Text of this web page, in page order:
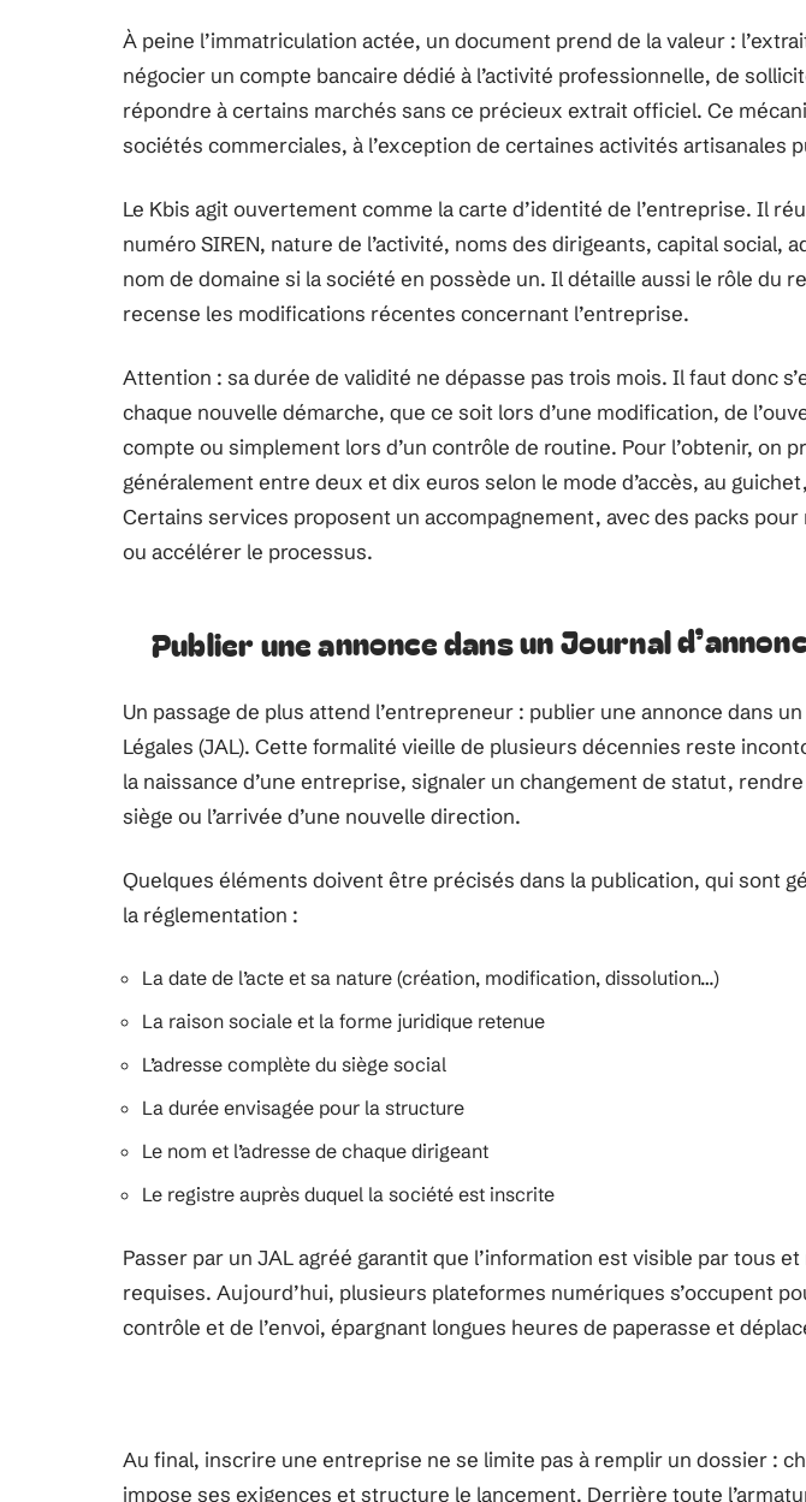
À peine l’immatriculation actée, un document prend de la valeur :
négocier un compte bancaire dédié à l’activité professionnelle, de
répondre à certains marchés sans ce précieux extrait officiel. Ce
sociétés commerciales, à l’exception de certaines activités artisanales
Le Kbis agit ouvertement comme la carte d’identité de l’entreprise. Il
numéro SIREN, nature de l’activité, noms des dirigeants, capital social,
nom de domaine si la société en possède un. Il détaille aussi le rôle du
recense les modifications récentes concernant l’entreprise.
Attention : sa durée de validité ne dépasse pas trois mois. Il faut donc
chaque nouvelle démarche, que ce soit lors d’une modification, de
compte ou simplement lors d’un contrôle de routine. Pour l’obtenir, on
généralement entre deux et dix euros selon le mode d’accès, au
Certains services proposent un accompagnement, avec des packs
ou accélérer le processus.
Publier une annonce dans un Journal
Un passage de plus attend l’entrepreneur : publier une annonce dans
Légales (JAL). Cette formalité vieille de plusieurs décennies reste
la naissance d’une entreprise, signaler un changement de statut,
siège ou l’arrivée d’une nouvelle direction.
Quelques éléments doivent être précisés dans la publication, qui sont
la réglementation :
La date de l’acte et sa nature (création, modification, dissolution…)
La raison sociale et la forme juridique retenue
L’adresse complète du siège social
La durée envisagée pour la structure
Le nom et l’adresse de chaque dirigeant
Le registre auprès duquel la société est inscrite
Passer par un JAL agréé garantit que l’information est visible par tous
requises. Aujourd’hui, plusieurs plateformes numériques s’occupent
contrôle et de l’envoi, épargnant longues heures de paperasse et
Au final, inscrire une entreprise ne se limite pas à remplir un dossier :
impose ses exigences et structure le lancement. Derrière toute